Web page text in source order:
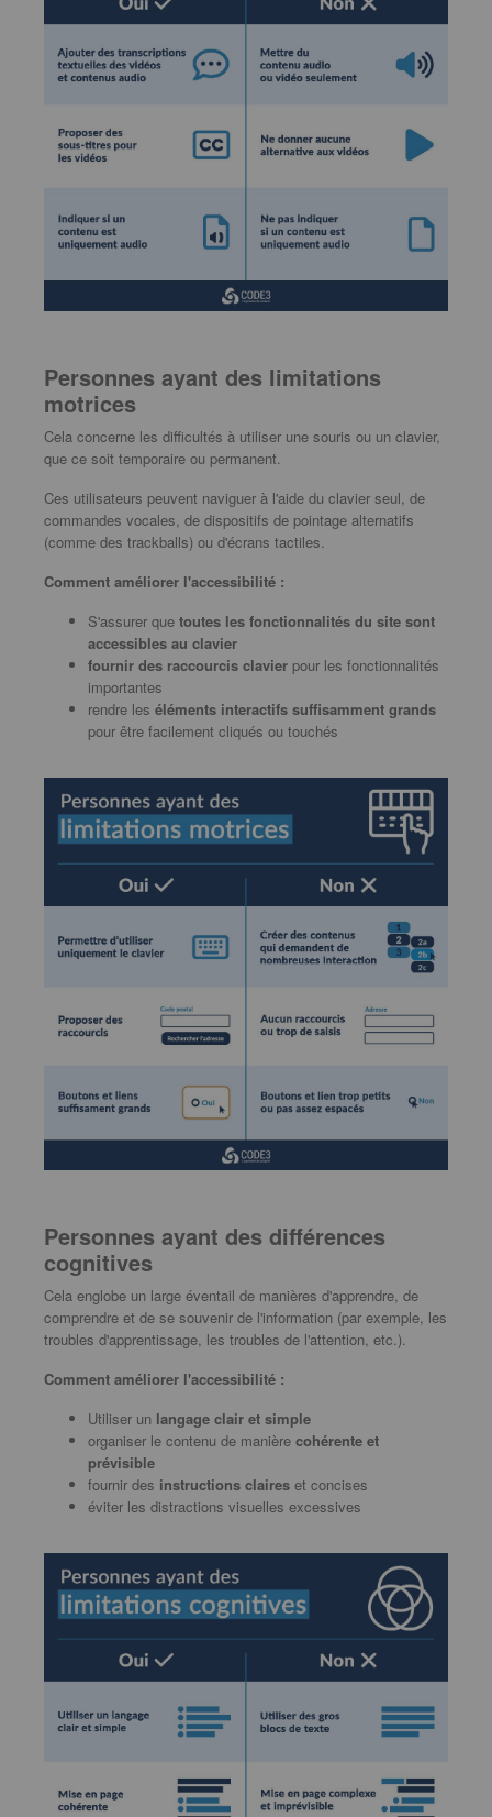
Personnes ayant des limitations
motrices
Cela concerne les difficultés à utiliser une souris ou un clavier,
que ce soit temporaire ou permanent.
Ces utilisateurs peuvent naviguer à l'aide du clavier seul, de
commandes vocales, de dispositifs de pointage alternatifs
(comme des trackballs) ou d'écrans tactiles.
Comment améliorer l'accessibilité :
S'assurer que toutes les fonctionnalités du site sont
accessibles au clavier
fournir des raccourcis clavier pour les fonctionnalités
importantes
rendre les éléments interactifs suffisamment grands
pour être facilement cliqués ou touchés
Personnes ayant des différences
cognitives
Cela englobe un large éventail de manières d'apprendre, de
comprendre et de se souvenir de l'information (par exemple, les
troubles d'apprentissage, les troubles de l'attention, etc.).
Comment améliorer l'accessibilité :
Utiliser un langage clair et simple
organiser le contenu de manière cohérente et
prévisible
fournir des instructions claires et concises
éviter les distractions visuelles excessives